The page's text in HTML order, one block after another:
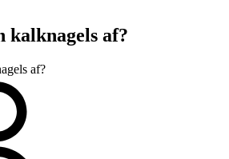
kalknagels af?